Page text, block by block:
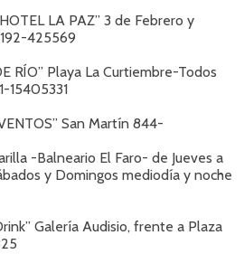
LA PAZ” 3 de Febrero y
425569
RÍO” Playa La Curtiembre-Todos
15405331
San Martín 844-
-Balneario El Faro- de Jueves a
y Domingos mediodía y noche
Galería Audisio, frente a Plaza